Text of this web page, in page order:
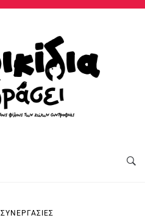
ΣΥΝΕΡΓΑΣΊΕΣ